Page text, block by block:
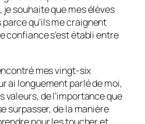
souhaite que mes élèves
qu’ils me craignent
confiance s’est établi entre
mes vingt-six
ai longuement parlé de moi,
valeurs, de l’importance que
surpasser, de la manière
pour les toucher et